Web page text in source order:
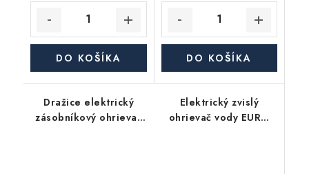
DO KOŠÍKA DO KOŠÍKA
Dražice elektrický
zásobníkový ohrievač
Elektrický zvislý
ohrievač vody EURO